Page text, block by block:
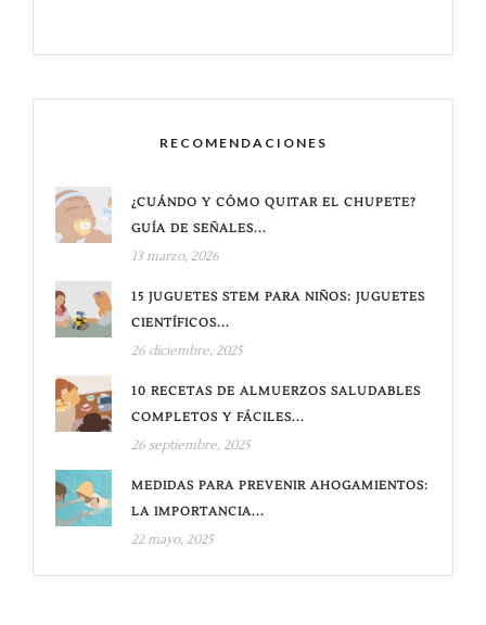
RECOMENDACIONES
¿CUÁNDO Y CÓMO QUITAR EL CHUPETE?
GUÍA DE SEÑALES...
13 marzo, 2026
15 JUGUETES STEM PARA NIÑOS: JUGUETES
CIENTÍFICOS...
26 diciembre, 2025
10 RECETAS DE ALMUERZOS SALUDABLES
COMPLETOS Y FÁCILES...
26 septiembre, 2025
MEDIDAS PARA PREVENIR AHOGAMIENTOS:
LA IMPORTANCIA...
22 mayo, 2025